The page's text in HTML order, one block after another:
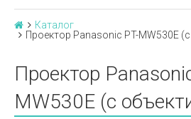
Каталог
Проектор Panasonic PT-MW530E
Проектор
MW530E (с